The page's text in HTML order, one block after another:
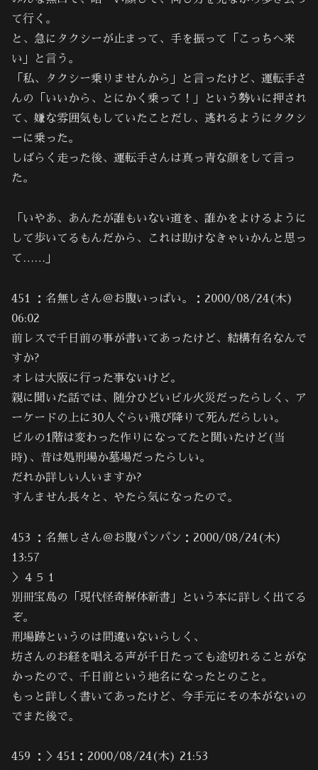
て行く。
と、急にタクシーが止まって、手を振って「こっちへ来
い」と言う。
「私、タクシー乗りませんから」と言ったけど、運転手さ
んの「いいから、とにかく乗って！」という勢いに押され
て、嫌な雰囲気もしていたことだし、逃れるようにタクシ
ーに乗った。
しばらく走った後、運転手さんは真っ青な顔をして言っ
た。
「いやあ、あんたが誰もいない道を、誰かをよけるように
して歩いてるもんだから、これは助けなきゃいかんと思っ
て……」
451 ：名無しさん＠お腹いっぱい。：2000/08/24(木)
06:02
前レスで千日前の事が書いてあったけど、結構有名なんで
すか?
オレは大阪に行った事ないけど。
親に聞いた話では、随分ひどいビル火災だったらしく、ア
ーケードの上に30人ぐらい飛び降りて死んだらしい。
ビルの1階は変わった作りになってたと聞いたけど(当
時)、昔は処刑場か墓場だったらしい。
だれか詳しい人いますか?
すんません長々と、やたら気になったので。
453 ：名無しさん＠お腹パンパン：2000/08/24(木)
13:57
＞４５１
別冊宝島の「現代怪奇解体新書」という本に詳しく出てる
ぞ。
刑場跡というのは間違いないらしく、
坊さんのお経を唱える声が千日たっても途切れることがな
かったので、千日前という地名になったとのこと。
もっと詳しく書いてあったけど、今手元にその本がないの
でまた後で。
459 ：＞451：2000/08/24(木) 21:53